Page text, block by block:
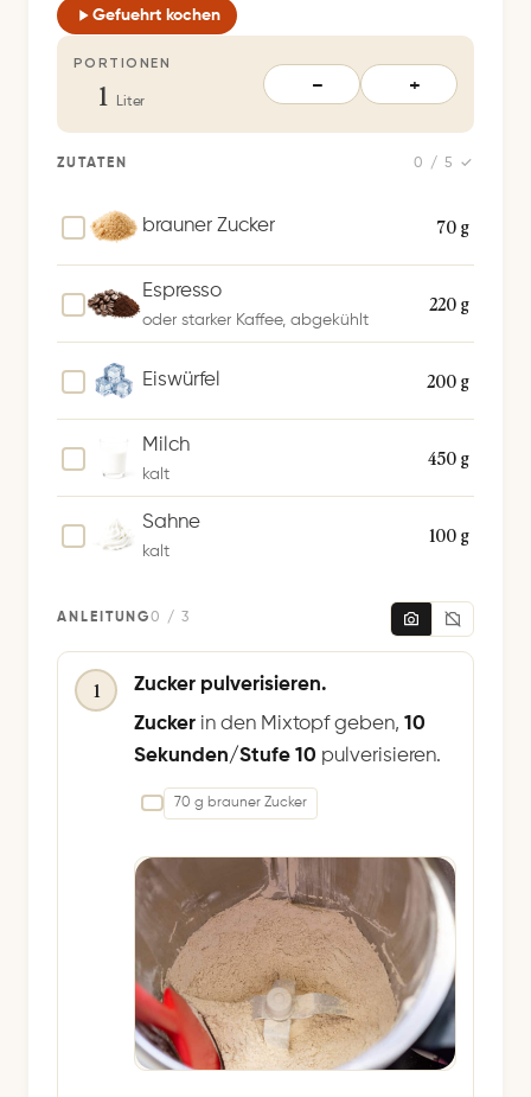
e
r
p
e
c
n
Gefuehrt kochen
PORTIONEN
1 Liter
− +
ZUTATEN 0 / 5 ✓
70 g
brauner Zucker
220 g
Espresso
oder starker Kaffee, abgekühlt
200 g
Eiswürfel
450 g
Milch
kalt
100 g
Sahne
kalt
ANLEITUNG0 / 3
1
Zucker pulverisieren.
Zucker in den Mixtopf geben, 10
Sekunden/Stufe 10 pulverisieren.
70 g brauner Zucker